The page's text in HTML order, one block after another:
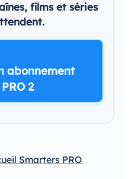
films et séries
abonnement
2
Smarters PRO